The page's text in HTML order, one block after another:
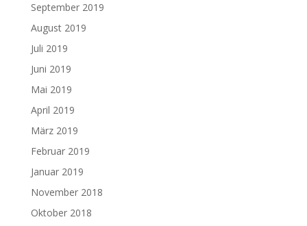
September 2019
August 2019
Juli 2019
Juni 2019
Mai 2019
April 2019
März 2019
Februar 2019
Januar 2019
November 2018
Oktober 2018